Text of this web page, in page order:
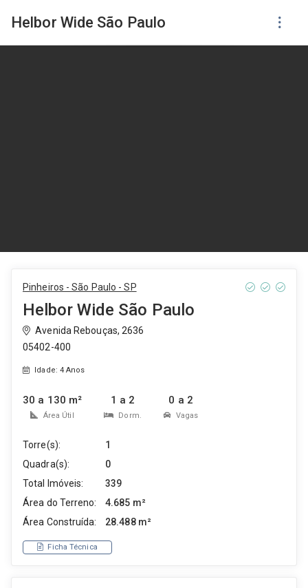
Helbor Wide São Paulo
Pinheiros - São Paulo - SP
Helbor Wide São Paulo
Avenida Rebouças, 2636
05402-400
Idade: 4 Anos
30 a 130 m²
Área Útil
1 a 2
Dorm.
0 a 2
Vagas
Torre(s):
1
Quadra(s):
0
Total Imóveis:
339
Área do Terreno:
4.685 m²
Área Construída:
28.488 m²
Ficha Técnica